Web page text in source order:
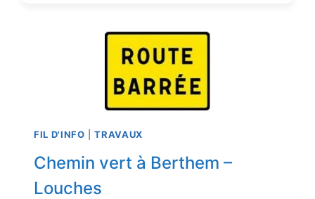
FIL D'INFO |TRAVAUX
Chemin vert à Berthem –
Louches